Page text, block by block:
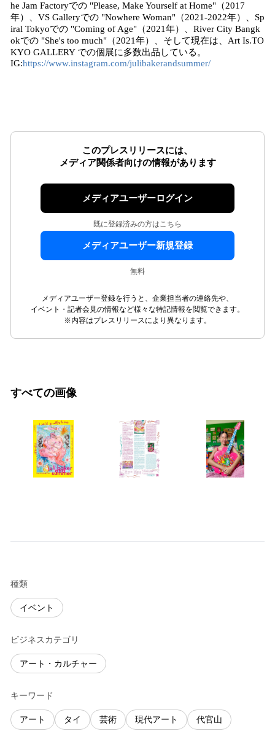
he Jam Factoryでの "Please, Make Yourself at Home"（2017
年）、VS Galleryでの "Nowhere Woman"（2021-2022年）、Sp
iral Tokyoでの "Coming of Age"（2021年）、River City Bangk
okでの "She's too much"（2021年）、そして現在は、Art Is.TO
KYO GALLERY での個展に多数出品している。
IG:https://www.instagram.com/julibakerandsummer/
このプレスリリースには、
メディア関係者向けの情報があります
メディアユーザーログイン
既に登録済みの方はこちら
メディアユーザー新規登録
無料
メディアユーザー登録を行うと、企業担当者の連絡先や、
イベント・記者会見の情報など様々な特記情報を閲覧できます。
※内容はプレスリリースにより異なります。
すべての画像
種類
イベント
ビジネスカテゴリ
アート・カルチャー
キーワード
アート タイ 芸術 現代アート 代官山